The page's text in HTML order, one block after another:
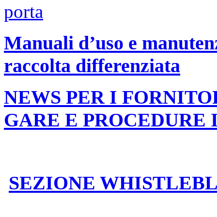
Manuali d’uso e
raccolta differenziata
NEWS PER I
GARE E PROCEDURE
SEZIONE